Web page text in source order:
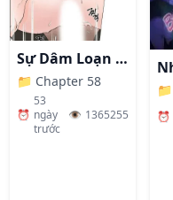
Sự Dâm Loạn Ở Bệnh Viện
📁 Chapter 58
⏰
53
ngày
trước
👁️ 1365255
📁
⏰